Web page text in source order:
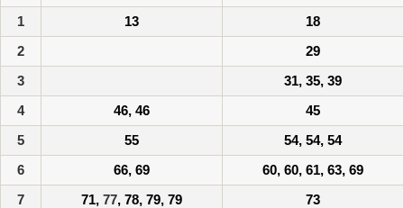
1
13
18
2
29
3
31, 35, 39
4
46, 46
45
5
55
54, 54, 54
6
66, 69
60, 60, 61, 63, 69
7
71, 77, 78, 79, 79
73